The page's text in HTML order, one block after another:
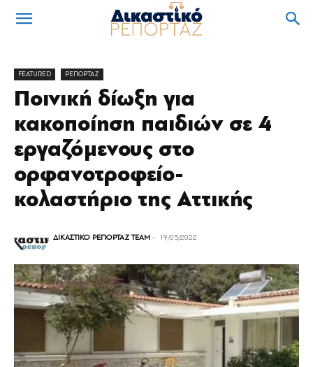
FEATURED ΡΕΠΟΡΤΑΖ
Ποινική δίωξη για
κακοποίηση παιδιών σε 4
εργαζόμενους στο
ορφανοτροφείο-
κολαστήριο της Αττικής
ΔΙΚΑΣΤΙΚΟ ΡΕΠΟΡΤΑΖ TEAM - 19/05/2022